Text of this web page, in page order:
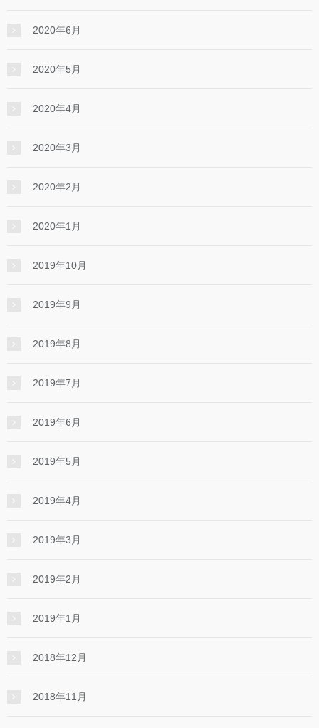
2020年6月
2020年5月
2020年4月
2020年3月
2020年2月
2020年1月
2019年10月
2019年9月
2019年8月
2019年7月
2019年6月
2019年5月
2019年4月
2019年3月
2019年2月
2019年1月
2018年12月
2018年11月